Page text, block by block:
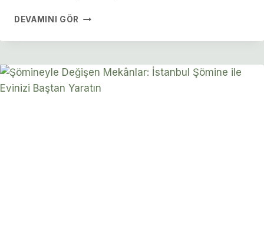
DEVAMINI GÖR İSTANBUL
FIYATLARI